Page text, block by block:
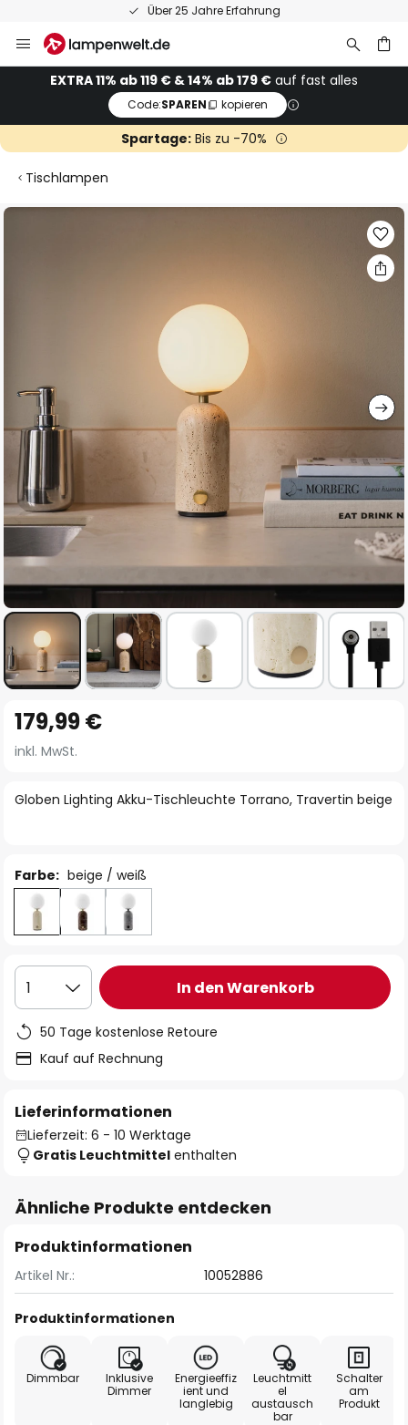
50 Tage kostenlose Retoure
Inhalt
springenEXTRA 11% ab 119 € & 14% ab 179 € auf fast alles
Code:SPAREN kopieren
Spartage:Bis zu -70%
Tischlampen
Zum
Anfang
der
springen
Globen Lighting Akku-Tischleuchte Torrano, Travertin beige
179,99 €
inkl. MwSt.
Farbe: beige / weiß
1 In den Warenkorb
50 Tage kostenlose Retoure
Kauf auf Rechnung
Lieferinformationen
Lieferzeit: 6 - 10 Werktage
Gratis Leuchtmittel enthalten
Ähnliche Produkte entdecken
Produktinformationen
Artikel Nr.: 10052886
Produktinformationen
Dimmbar
Inklusive
Dimmer
Energieeffiz
ient und
langlebig
Leuchtmitt
el
austausch
bar
Schalter
am
Produkt